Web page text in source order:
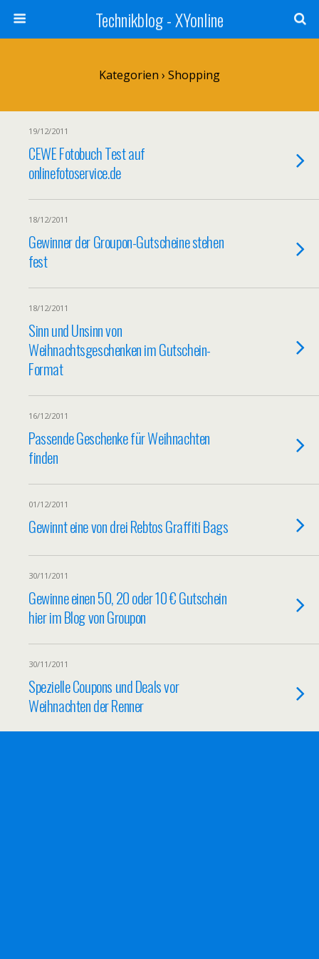
Technikblog - XYonline
Kategorien › Shopping
19/12/2011
CEWE Fotobuch Test auf
onlinefotoservice.de
18/12/2011
Gewinner der Groupon-Gutscheine stehen
fest
18/12/2011
Sinn und Unsinn von
Weihnachtsgeschenken im Gutschein-
Format
16/12/2011
Passende Geschenke für Weihnachten
finden
01/12/2011
Gewinnt eine von drei Rebtos Graffiti Bags
30/11/2011
Gewinne einen 50, 20 oder 10 € Gutschein
hier im Blog von Groupon
30/11/2011
Spezielle Coupons und Deals vor
Weihnachten der Renner